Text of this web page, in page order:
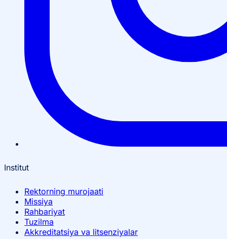
Institut
Rektorning murojaati
Missiya
Rahbariyat
Tuzilma
Akkreditatsiya va litsenziyalar